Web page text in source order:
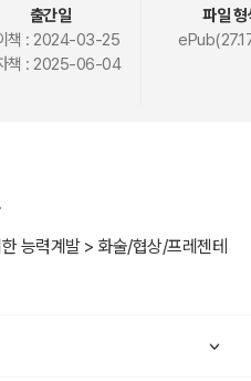
뷰를 망치는 날이 빈번하던 그는,
하나로 ‘말하는 것’이 아닌 ‘듣는
된다’고 상대가 느낄 수 있도록 하
았다. 인간관계와 사회생활을
이 있는 것이 아니다. 대화에서
. 말하기의 주도권을 빼앗을 수 있
도록 하자.
출간일
책 : 2024-03-25
책 : 2025-06-04
파일 형
능력계발 > 화술/협상/프레젠테